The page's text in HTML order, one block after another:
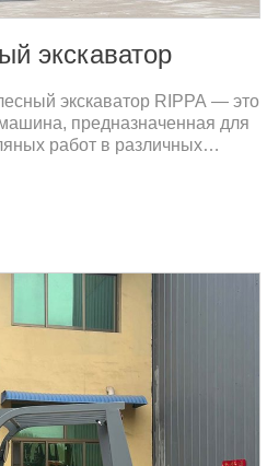
экскаватор
экскаватор RIPPA — это
предназначенная для
работ в различных